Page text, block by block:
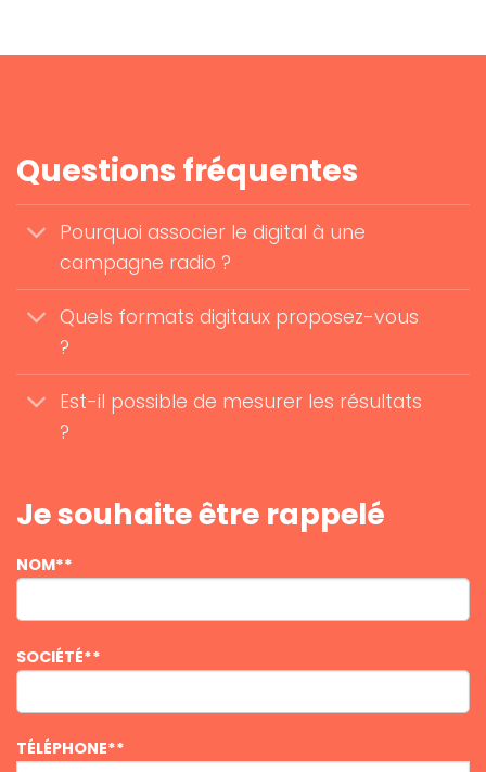
Questions fréquentes
Pourquoi associer le digital à une
campagne radio ?
Quels formats digitaux proposez-vous
?
Est-il possible de mesurer les résultats
?
Je souhaite être rappelé
NOM**
SOCIÉTÉ**
TÉLÉPHONE**